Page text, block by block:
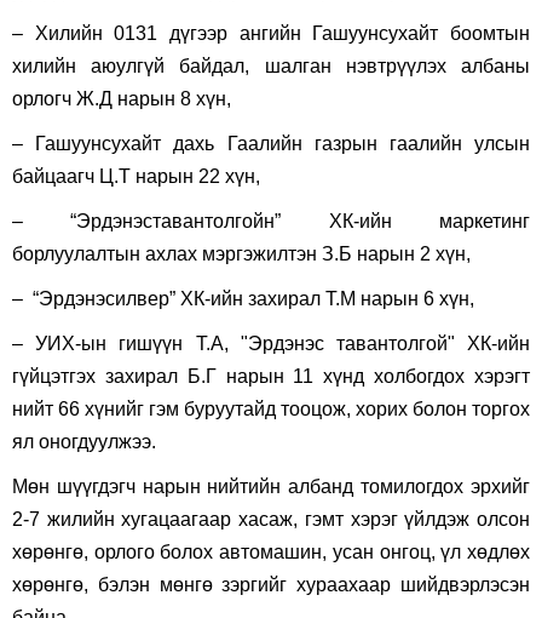
– Хилийн 0131 дүгээр ангийн Гашуунсухайт боомтын
хилийн аюулгүй байдал, шалган нэвтрүүлэх албаны
орлогч Ж.Д нарын 8 хүн,
– Гашуунсухайт дахь Гаалийн газрын гаалийн улсын
байцаагч Ц.Т нарын 22 хүн,
– “Эрдэнэставантолгойн” ХК-ийн маркетинг
борлуулалтын ахлах мэргэжилтэн З.Б нарын 2 хүн,
– “Эрдэнэсилвер” ХК-ийн захирал Т.М нарын 6 хүн,
– УИХ-ын гишүүн Т.А, "Эрдэнэс тавантолгой" ХК-ийн
гүйцэтгэх захирал Б.Г нарын 11 хүнд холбогдох хэрэгт
нийт 66 хүнийг гэм буруутайд тооцож, хорих болон торгох
ял оногдуулжээ.
Мөн шүүгдэгч нарын нийтийн албанд томилогдох эрхийг
2-7 жилийн хугацаагаар хасаж, гэмт хэрэг үйлдэж олсон
хөрөнгө, орлого болох автомашин, усан онгоц, үл хөдлөх
хөрөнгө, бэлэн мөнгө зэргийг хураахаар шийдвэрлэсэн